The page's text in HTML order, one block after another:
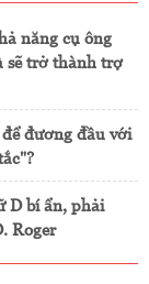
năng cụ ông
sẽ trở thành trợ
đương đầu với
D bí ẩn, phải
Roger